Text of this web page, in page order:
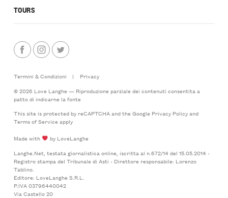
TOURS
Termini & Condizioni |
Privacy
© 2026 Love Langhe — Riproduzione parziale dei contenuti consentita a
patto di indicarne la fonte
This site is protected by reCAPTCHA and the Google Privacy Policyand
Terms of Serviceapply
Made with
by LoveLanghe
Langhe.Net, testata giornalistica online, iscritta al n.672/14 del 15.05.2014 -
Registro stampa del Tribunale di Asti - Direttore responsabile: Lorenzo
Tablino.
Editore: LoveLanghe S.R.L.
P.IVA 03796440042
Via Castello 20